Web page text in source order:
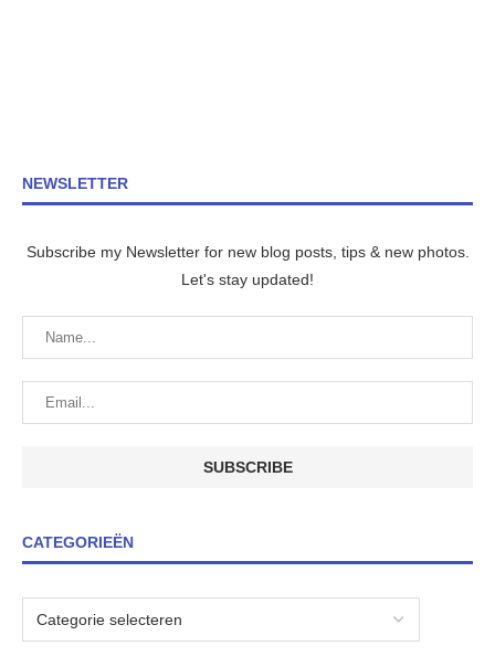
NEWSLETTER
Subscribe my Newsletter for new blog posts, tips & new photos.
Let's stay updated!
CATEGORIEËN